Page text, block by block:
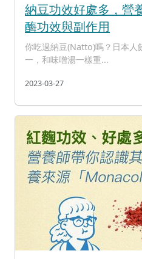
納豆功效好處多，營
酶功效與副作用
你吃過納豆(Natto)嗎？日本人
一，和味噌湯一樣重...
2023-03-27